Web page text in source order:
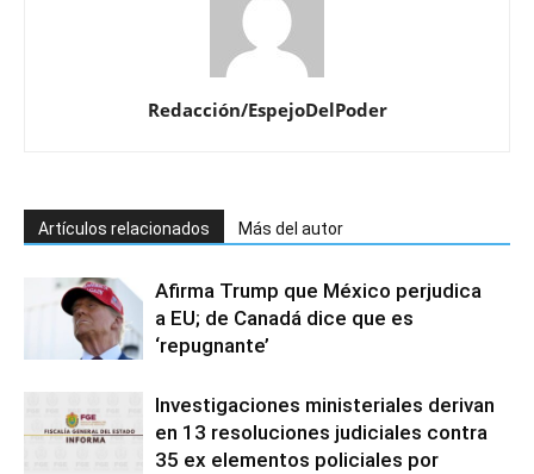
Redacción/EspejoDelPoder
Artículos relacionados Más del autor
Afirma Trump que México perjudica
a EU; de Canadá dice que es
‘repugnante’
Investigaciones ministeriales derivan
en 13 resoluciones judiciales contra
35 ex elementos policiales por